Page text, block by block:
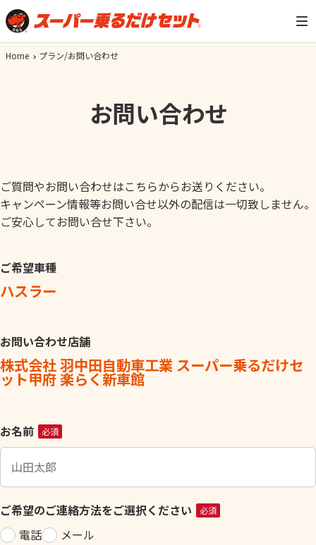
Home プラン/お問い合わせ
お問い合わせ
ご質問やお問い合わせはこちらからお送りください。
キャンペーン情報等お問い合せ以外の配信は一切致しません。
ご安心してお問い合せ下さい。
ご希望車種
ハスラー
お問い合わせ店舗
株式会社 羽中田自動車工業 スーパー乗るだけセ
ット甲府 楽らく新車館
こ
の
ィ
ー
ル
ド
お名前 必須
ご希望のご連絡方法をご選択ください 必須
電話
メール